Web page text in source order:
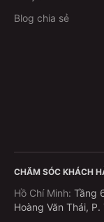
Blog chia sẻ
CHĂM SÓC KHÁCH
Hồ Chí Minh: Tầng
Hoàng Văn Thái, P.